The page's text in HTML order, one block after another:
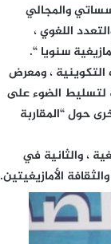
والمجالي
اللغوي ،
سنويا “.
التكوينية ، ومعرض
لتسليط الضوء على
حول “المقاربة
، والثانية في
الأمازيغيتين.